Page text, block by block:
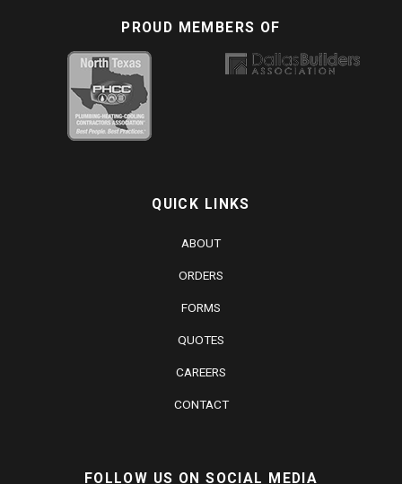
PROUD MEMBERS OF
QUICK LINKS
ABOUT
ORDERS
FORMS
QUOTES
CAREERS
CONTACT
FOLLOW US ON SOCIAL MEDIA